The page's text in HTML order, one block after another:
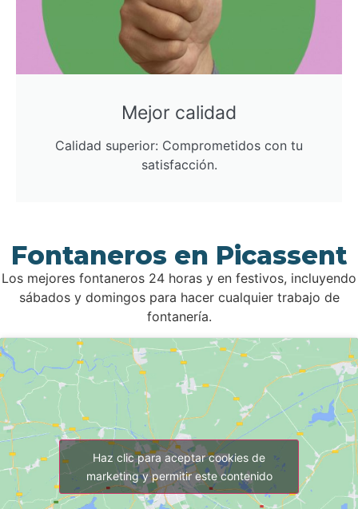
Mejor calidad
Calidad superior: Comprometidos con tu
satisfacción.
Fontaneros en Picassent
Los mejores fontaneros 24 horas y en festivos, incluyendo
sábados y domingos para hacer cualquier trabajo de
fontanería.
Haz clic para aceptar cookies de
marketing y permitir este contenido